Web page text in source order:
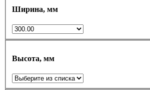
Ширина, мм
Высота, мм